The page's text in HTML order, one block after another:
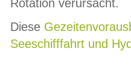
Rotation verursacht.
Diese
Seeschifffahrt und